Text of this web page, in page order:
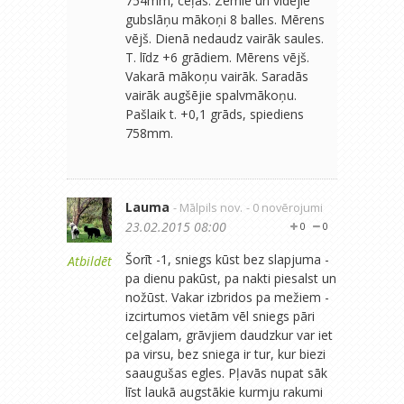
gubslāņu mākoņi 8 balles. Mērens
vējš. Dienā nedaudz vairāk saules.
T. līdz +6 grādiem. Mērens vējš.
Vakarā mākoņu vairāk. Saradās
vairāk augšējie spalvmākoņu.
Pašlaik t. +0,1 grāds, spiediens
758mm.
Atbildēt
Lauma - Mālpils nov. - 0 novērojumi
0
0
23.02.2015 08:00
Šorīt -1, sniegs kūst bez slapjuma -
pa dienu pakūst, pa nakti piesalst un
nožūst. Vakar izbridos pa mežiem -
izcirtumos vietām vēl sniegs pāri
ceļgalam, grāvjiem daudzkur var iet
pa virsu, bez sniega ir tur, kur biezi
saaugušas egles. Pļavās nupat sāk
līst laukā augstākie kurmju rakumi